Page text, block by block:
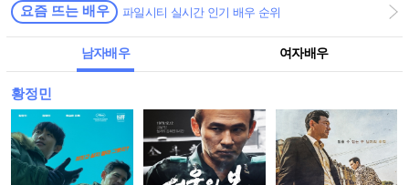
요즘 뜨는 배우 파일시티 실시간 인기 배우 순위
남자배우 여자배우
황정민